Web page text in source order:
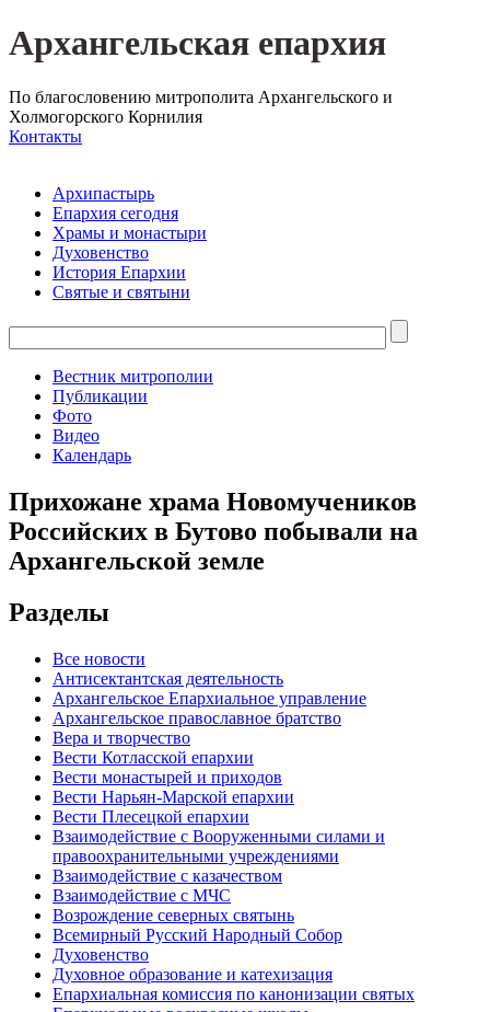
Архангельская епархия
По благословению митрополита Архангельского и
Холмогорского Корнилия
Контакты
Архипастырь
Епархия сегодня
Храмы и монастыри
Духовенство
История Епархии
Святые и святыни
Вестник митрополии
Публикации
Фото
Видео
Календарь
Прихожане храма Новомучеников
Российских в Бутово побывали на
Архангельской земле
Разделы
Все новости
Антисектантская деятельность
Архангельское Епархиальное управление
Архангельское православное братство
Вера и творчество
Вести Котласской епархии
Вести монастырей и приходов
Вести Нарьян-Марской епархии
Вести Плесецкой епархии
Взаимодействие с Вооруженными силами и
правоохранительными учреждениями
Взаимодействие с казачеством
Взаимодействие с МЧС
Возрождение северных святынь
Всемирный Русский Народный Собор
Духовенство
Духовное образование и катехизация
Епархиальная комиссия по канонизации святых